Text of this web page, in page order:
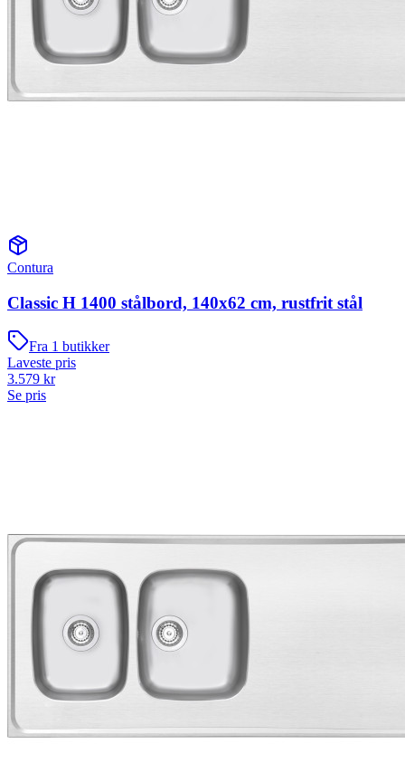
Contura
Classic H 1400 stålbord, 140x62 cm, rustfrit stål
Fra 1 butikker
Laveste pris
3.579 kr
Se pris